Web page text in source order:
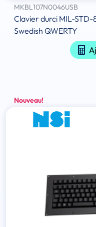
MKBL107N0046USB
Clavier durci MIL-
Swedish QWERTY
Nouveau!